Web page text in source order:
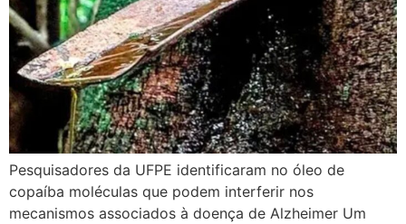
Pesquisadores da UFPE identificaram no óleo de
copaíba moléculas que podem interferir nos
mecanismos associados à doença de Alzheimer Um